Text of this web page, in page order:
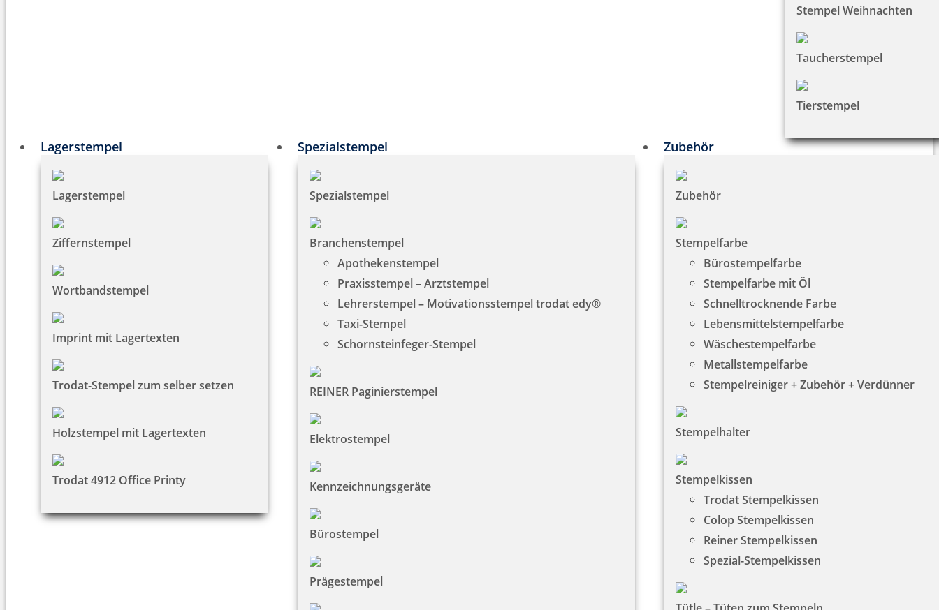
Stempel Weihnachten
Taucherstempel
Tierstempel
Lagerstempel
Lagerstempel
Ziffernstempel
Wortbandstempel
Imprint mit Lagertexten
Trodat-Stempel zum selber setzen
Holzstempel mit Lagertexten
Trodat 4912 Office Printy
Spezialstempel
Spezialstempel
Branchenstempel
Apothekenstempel
Praxisstempel – Arztstempel
Lehrerstempel – Motivationsstempel trodat edy®
Taxi-Stempel
Schornsteinfeger-Stempel
REINER Paginierstempel
Elektrostempel
Kennzeichnungsgeräte
Bürostempel
Prägestempel
Zubehör
Zubehör
Stempelfarbe
Bürostempelfarbe
Stempelfarbe mit Öl
Schnelltrocknende Farbe
Lebensmittelstempelfarbe
Wäschestempelfarbe
Metallstempelfarbe
Stempelreiniger + Zubehör + Verdünner
Stempelhalter
Stempelkissen
Trodat Stempelkissen
Colop Stempelkissen
Reiner Stempelkissen
Spezial-Stempelkissen